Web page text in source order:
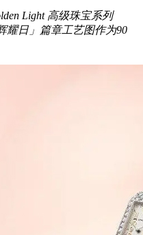
Light 高级珠宝系列
耀日」篇章工艺图作为90